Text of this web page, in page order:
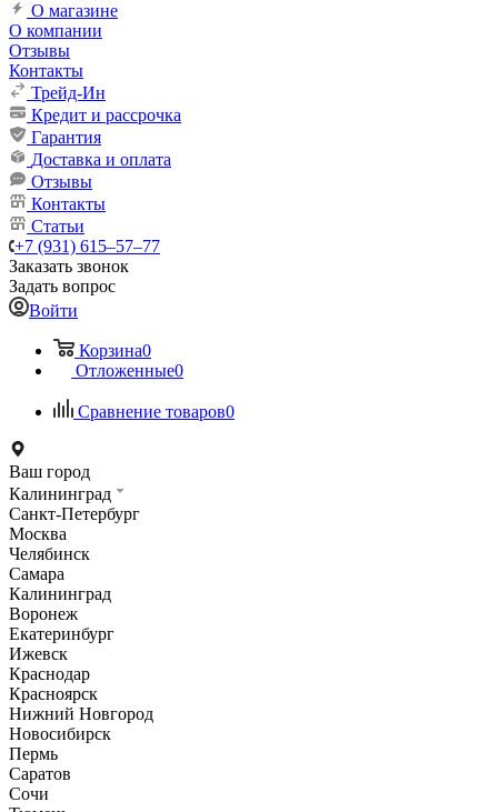
О магазине
О компании
Отзывы
Контакты
Трейд-Ин
Кредит и рассрочка
Гарантия
Доставка и оплата
Отзывы
Контакты
Статьи
+7 (931) 615‒57‒77
Заказать звонок
Задать вопрос
Войти
Корзина0
Отложенные0
Сравнение товаров0
Ваш город
Калининград
Санкт-Петербург
Москва
Челябинск
Самара
Калининград
Воронеж
Екатеринбург
Ижевск
Краснодар
Красноярск
Нижний Новгород
Новосибирск
Пермь
Саратов
Сочи